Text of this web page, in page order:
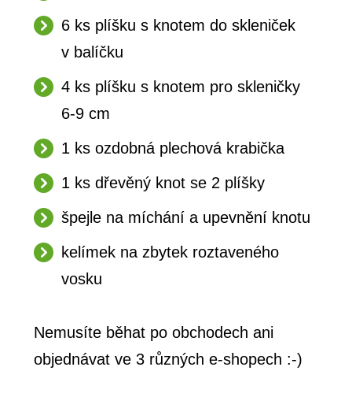
6 ks plíšku s knotem do skleniček
v balíčku
4 ks plíšku s knotem pro skleničky
6-9 cm
1 ks ozdobná plechová krabička
1 ks dřevěný knot se 2 plíšky
špejle na míchání a upevnění knotu
kelímek na zbytek roztaveného
vosku
Nemusíte běhat po obchodech ani
objednávat ve 3 různých e-shopech :-)